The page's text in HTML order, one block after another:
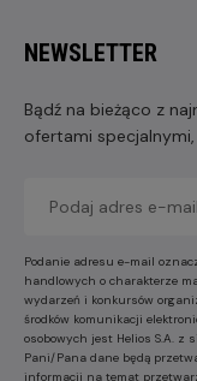
NEWSLETTER
Bądź na bieżąco z
ofertami
Podanie adresu e-mail
handlowych o charakterze
wydarzeń i konkursów
środków komunikacji
osobowych jest Helios S.A. z
Pani/Pana dane będą
informacji na temat